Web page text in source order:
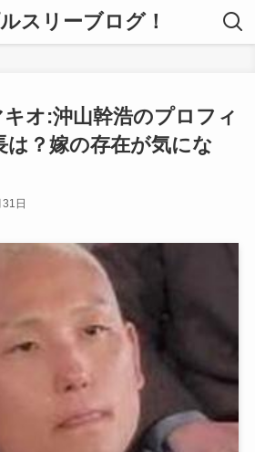
スリーブログ！
オ:沖山幹浩のプロフィ
は？嫁の存在が気にな
日